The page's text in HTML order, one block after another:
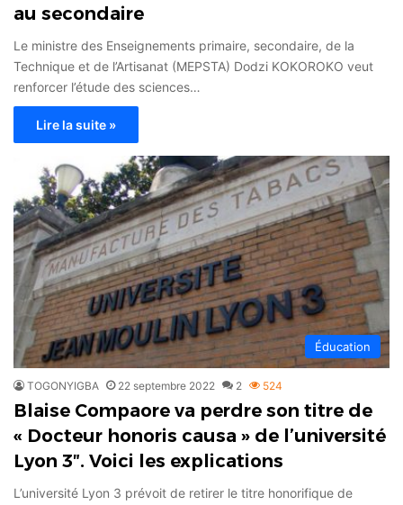
au secondaire
Le ministre des Enseignements primaire, secondaire, de la
Technique et de l’Artisanat (MEPSTA) Dodzi KOKOROKO veut
renforcer l’étude des sciences…
Lire la suite »
Éducation
TOGONYIGBA 22 septembre 2022 2 524
Blaise Compaore va perdre son titre de
« Docteur honoris causa » de l’université
Lyon 3″. Voici les explications
L’université Lyon 3 prévoit de retirer le titre honorifique de